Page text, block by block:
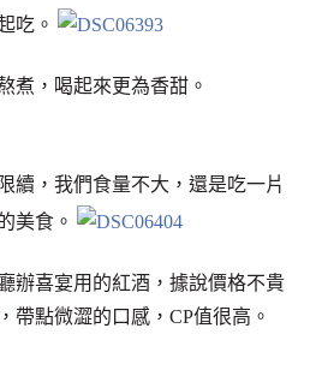
吃。
煮，喝起來更為香甜。
續，我們食量不大，還是吃一片
美食。
辦喜宴用的紅酒，據說價格不貴
帶點微澀的口感，CP值很高。